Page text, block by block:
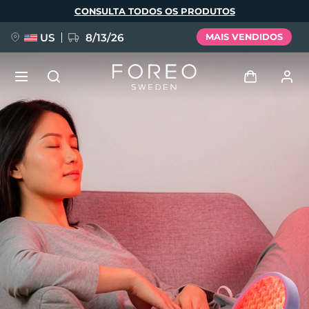
principal
CONSULTA TODOS OS PRODUTOS
US 8/13/26 MAIS VENDIDOS
Meus aparelhos
Meus pedidos
Meus endereços
As minhas subscrições
NOVIDADE
FAQ™ Pure Beauty-Tech Elixir
BREAKING NEWS
issa™ Teeth Whitening Set
Idioma
English
Français
Italiano
Português
Polski
Svenska
Русский
Türkçe
简体中文 繁體中文